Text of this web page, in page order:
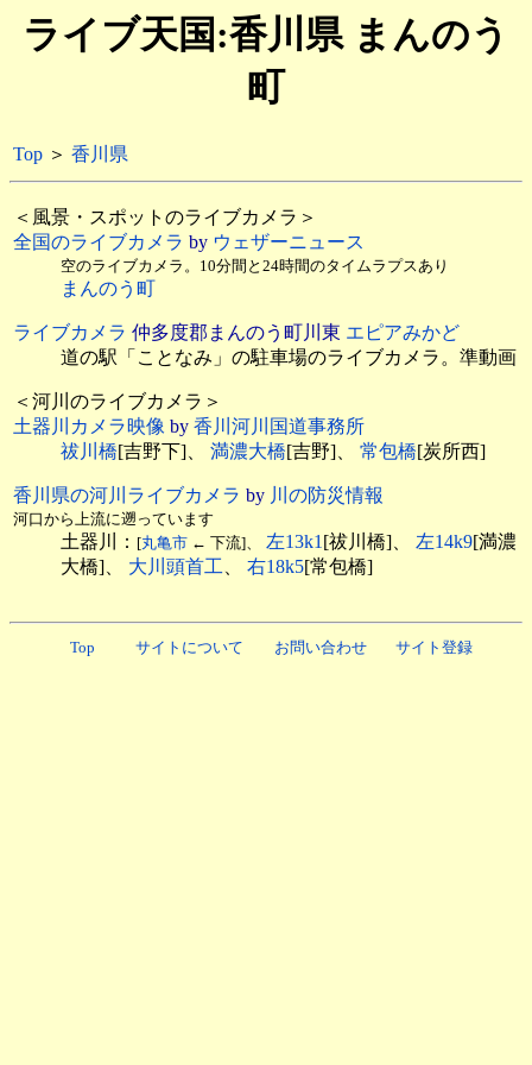
ライブ天国:香川県 まんのう
町
Top ＞ 香川県
＜風景・スポットのライブカメラ＞
全国のライブカメラ by ウェザーニュース
空のライブカメラ。10分間と24時間のタイムラプスあり
まんのう町
ライブカメラ 仲多度郡まんのう町川東 エピアみかど
道の駅「ことなみ」の駐車場のライブカメラ。準動画
＜河川のライブカメラ＞
土器川カメラ映像 by 香川河川国道事務所
祓川橋[吉野下]、 満濃大橋[吉野]、 常包橋[炭所西]
香川県の河川ライブカメラ by 川の防災情報
河口から上流に遡っています
土器川： [丸亀市 ← 下流]、 左13k1[祓川橋]、 左14k9[満濃
大橋]、 大川頭首工、 右18k5[常包橋]
Top サイトについて お問い合わせ サイト登録